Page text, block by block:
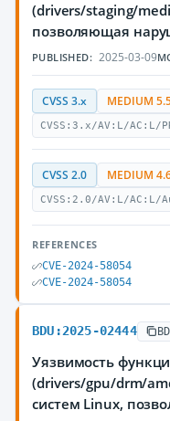
(drivers/staging/
позволяющая
PUBLISHED: 2025-03-09
CVSS 3.x MEDIUM
CVSS:3.x/AV:L/AC:L/
CVSS 2.0 MEDIUM
CVSS:2.0/AV:L/AC:L/
REFERENCES
CVE-2024-58054
CVE-2024-58054
BDU:2025-02444
Уязвимость
(drivers/gpu/drm/
систем Linux,